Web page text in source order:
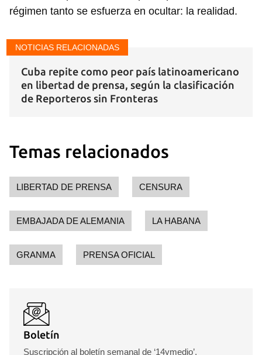
Guardar como favorito
Para poder guardar como favorito, primero has de
iniciar sesión con tu cuenta de 14ymedio.
régimen tanto se esfuerza en ocultar: la realidad.
NOTICIAS RELACIONADAS
Cuba repite como peor país latinoamericano
en libertad de prensa, según la clasificación
de Reporteros sin Fronteras
Temas relacionados
LIBERTAD DE PRENSA CENSURA
EMBAJADA DE ALEMANIA LA HABANA
GRANMA PRENSA OFICIAL
Boletín
Suscripción al boletín semanal de ‘14ymedio’.